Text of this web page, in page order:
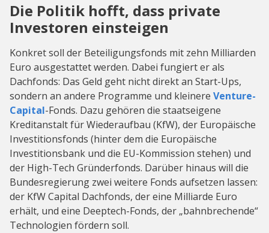
Die Politik hofft, dass private
Investoren einsteigen
Konkret soll der Beteiligungsfonds mit zehn Milliarden
Euro ausgestattet werden. Dabei fungiert er als
Dachfonds: Das Geld geht nicht direkt an Start-Ups,
sondern an andere Programme und kleinere Venture-
Capital-Fonds. Dazu gehören die staatseigene
Kreditanstalt für Wiederaufbau (KfW), der Europäische
Investitionsfonds (hinter dem die Europäische
Investitionsbank und die EU-Kommission stehen) und
der High-Tech Gründerfonds. Darüber hinaus will die
Bundesregierung zwei weitere Fonds aufsetzen lassen:
der KfW Capital Dachfonds, der eine Milliarde Euro
erhält, und eine Deeptech-Fonds, der „bahnbrechende“
Technologien fördern soll.